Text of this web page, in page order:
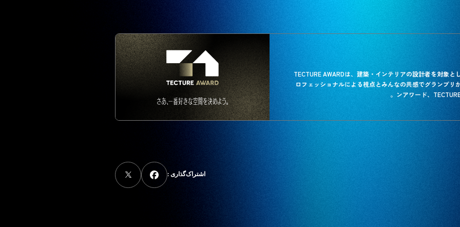
TECTURE AWARDは、建築・インテリアの設計者を対象
ロフェッショナルによる視点とみんなの共感でグランプリ
ンアワード、
اشتراک‌گذاری :